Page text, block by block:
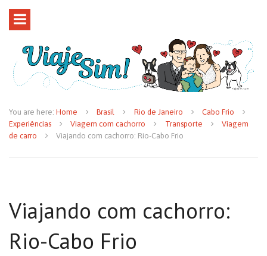
You are here: Home Brasil Rio de Janeiro
Cabo Frio
Experiências
Viagem com cachorro Transporte
Viagem
de carro
Viajando com cachorro: Rio-Cabo Frio
Viajando com cachorro:
Rio-Cabo Frio